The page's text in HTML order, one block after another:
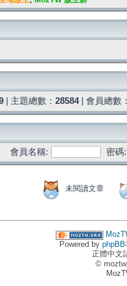
| 主題總數： 28584| 會員總數
會員名稱:
密碼:
未閱讀文章
Powered by phpBB
正體中文
©